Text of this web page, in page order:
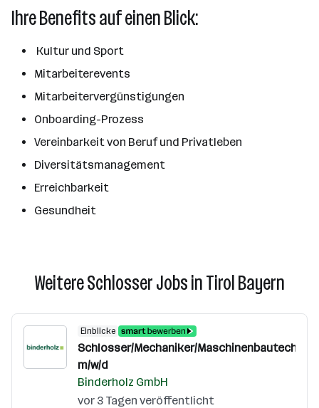
Ihre Benefits auf einen Blick:
Kultur und Sport
Mitarbeiterevents
Mitarbeitervergünstigungen
Onboarding-Prozess
Vereinbarkeit von Beruf und Privatleben
Diversitätsmanagement
Erreichbarkeit
Gesundheit
Weitere Schlosser Jobs in Tirol Bayern
Einblicke
Schlosser/Mechaniker/
m/w/d
Binderholz GmbH
vor 3 Tagen veröffentlicht